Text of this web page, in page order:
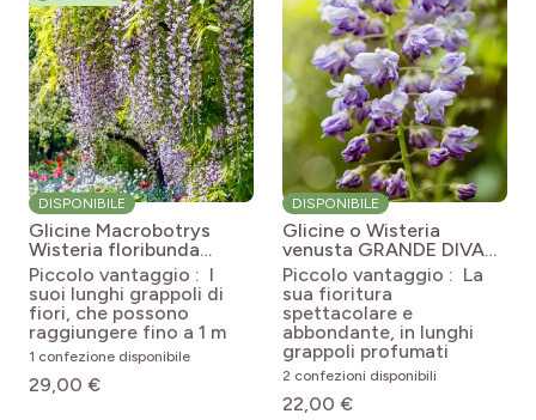
DISPONIBILE
Glicine Macrobotrys
Wisteria floribunda
Macrobotrys
Piccolo vantaggio : I
suoi lunghi grappoli di
fiori, che possono
raggiungere fino a 1 m
1 confezione disponibile
29,00 €
DISPONIBILE
Glicine o Wisteria
venusta GRANDE DIVA®
Cecilia Wisteria x
venusta Minwica05
Piccolo vantaggio : La
sua fioritura
spettacolare e
abbondante, in lunghi
grappoli profumati
2 confezioni disponibili
22,00 €